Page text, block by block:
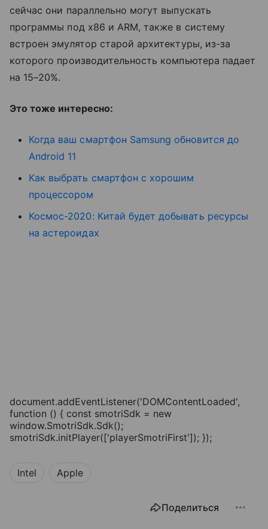
сейчас они параллельно могут выпускать
программы под x86 и ARM, также в систему
встроен эмулятор старой архитектуры, из-за
которого производительность компьютера падает
на 15–20%.
Это тоже интересно:
Когда ваш смартфон Samsung обновится до
Android 11
Как выбрать смартфон с хорошим
процессором
Космос-2020: Китай будет добывать ресурсы
на астероидах
document.addEventListener('DOMContentLoaded',
function () { const smotriSdk = new
window.SmotriSdk.Sdk();
smotriSdk.initPlayer(['playerSmotriFirst']); });
Intel Apple
Поделиться